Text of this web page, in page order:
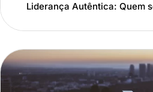
Liderança Autêntica: Quem